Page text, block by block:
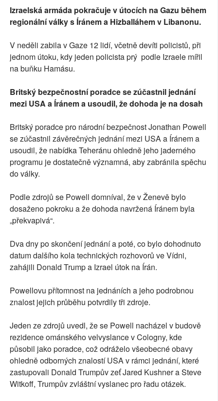
Izraelská armáda pokračuje v útocích na Gazu během
regionální války s Íránem a Hizballáhem v Libanonu.
V neděli zabila v Gaze 12 lidí, včetně devíti policistů, při
jednom útoku, kdy jeden policista prý podle Izraele mířil
na buňku Hamásu.
Britský bezpečnostní poradce se zúčastnil jednání
mezi USA a Íránem a usoudil, že dohoda je na dosah
Britský poradce pro národní bezpečnost Jonathan Powell
se zúčastnil závěrečných jednání mezi USA a Íránem a
usoudil, že nabídka Teheránu ohledně jeho jaderného
programu je dostatečně významná, aby zabránila spěchu
do války.
Podle zdrojů se Powell domníval, že v Ženevě bylo
dosaženo pokroku a že dohoda navržená Íránem byla
„překvapivá“.
Dva dny po skončení jednání a poté, co bylo dohodnuto
datum dalšího kola technických rozhovorů ve Vídni,
zahájili Donald Trump a Izrael útok na Írán.
Powellovu přítomnost na jednáních a jeho podrobnou
znalost jejich průběhu potvrdily tři zdroje.
Jeden ze zdrojů uvedl, že se Powell nacházel v budově
rezidence ománského velvyslance v Cologny, kde
působil jako poradce, což odráželo všeobecné obavy
ohledně odborných znalostí USA v rámci jednání, které
zastupovali Donald Trumpův zeť Jared Kushner a Steve
Witkoff, Trumpův zvláštní vyslanec pro řadu otázek.